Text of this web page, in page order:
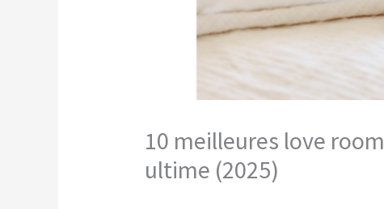
10 meilleures love
ultime (2025)